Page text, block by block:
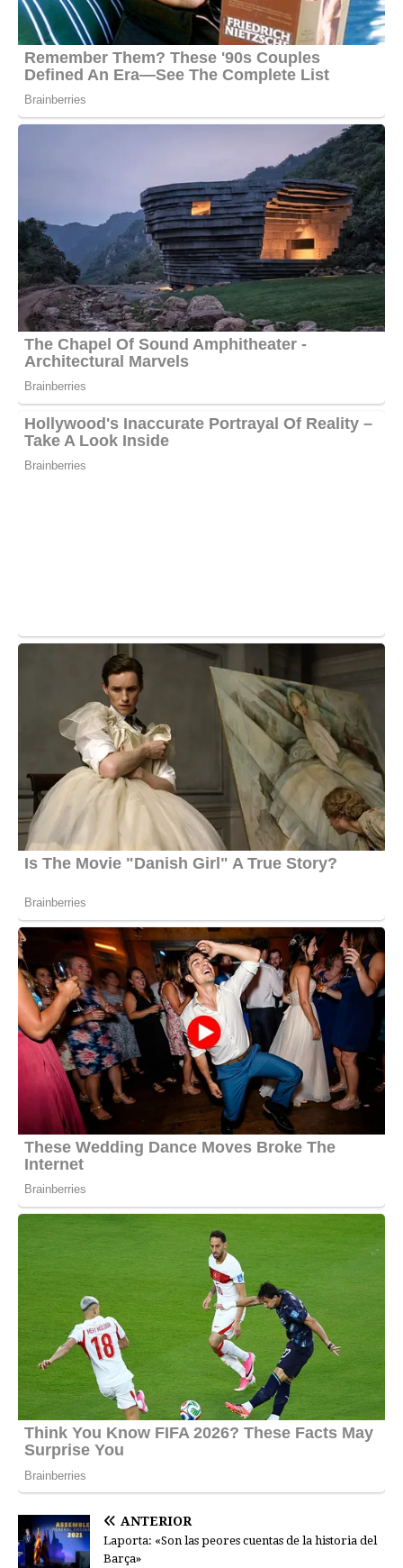
ANTERIOR
Laporta: «Son las peores cuentas de la historia del
Barça»